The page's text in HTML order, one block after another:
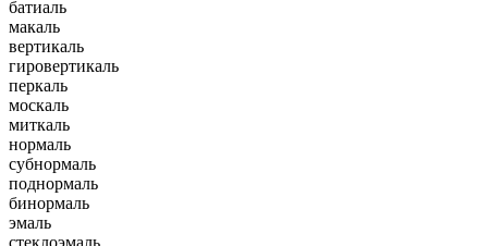
батиаль
макаль
вертикаль
гировертикаль
перкаль
москаль
миткаль
нормаль
субнормаль
поднормаль
бинормаль
эмаль
стеклоэмаль